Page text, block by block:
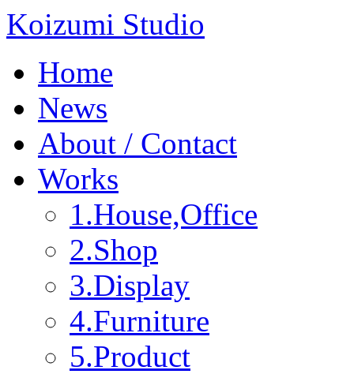
Koizumi Studio
Home
News
About / Contact
Works
1.House,Office
2.Shop
3.Display
4.Furniture
5.Product